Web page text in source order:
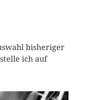
bisheriger
ich auf